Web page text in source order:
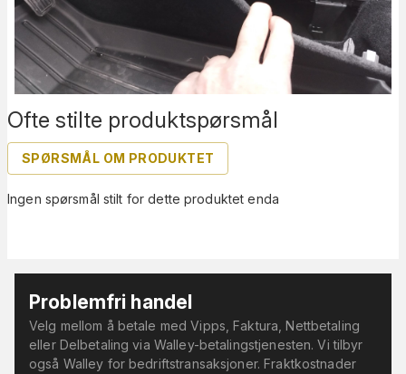
Ofte stilte produktspørsmål
SPØRSMÅL OM PRODUKTET
Ingen spørsmål stilt for dette produktet enda
Problemfri handel
Velg mellom å betale med Vipps, Faktura, Nettbetaling
eller Delbetaling via Walley-betalingstjenesten. Vi tilbyr
også Walley for bedriftstransaksjoner. Fraktkostnader